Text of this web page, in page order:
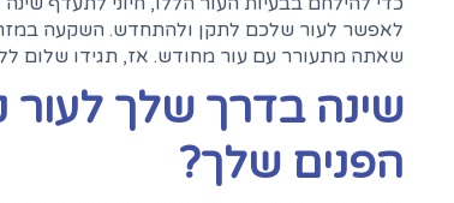
לאפשר לעור שלכם לתקן ולהתחדש. השקעה
שאתה מתעורר עם עור מחודש. אז, תגידו שלום
שינה בדרך שלך לעור
הפנים שלך?